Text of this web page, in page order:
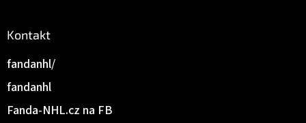
Kontakt
Fanda-NHL.cz na FB
fandanhl
fandanhl/